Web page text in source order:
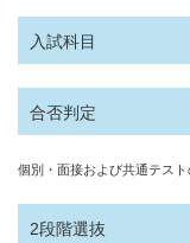
入試科目
合否判定
個別・面接および共通テス
2段階選抜